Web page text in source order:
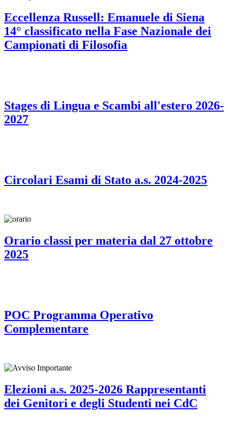
Eccellenza Russell: Emanuele di Siena
14° classificato nella Fase Nazionale dei
Campionati di Filosofia
Stages di Lingua e Scambi all'estero 2026-
2027
Circolari Esami di Stato a.s. 2024-2025
Orario classi per materia dal 27 ottobre
2025
POC Programma Operativo
Complementare
Elezioni a.s. 2025-2026 Rappresentanti
dei Genitori e degli Studenti nei CdC